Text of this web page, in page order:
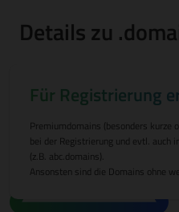
Details zu
Für Registrierung
Premiumdomains (besonders kurze
bei der Registrierung und evtl. auch
(z.B. abc.domains).
Ansonsten sind die Domains ohne